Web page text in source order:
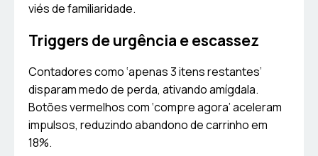
viés de familiaridade.
Triggers de urgência e escassez
Contadores como ‘apenas 3 itens restantes’
disparam medo de perda, ativando amígdala.
Botões vermelhos com ‘compre agora’ aceleram
impulsos, reduzindo abandono de carrinho em
18%.